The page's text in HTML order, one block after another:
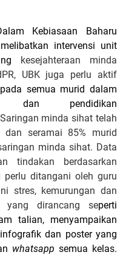
Kebiasaan Baharu
intervensi unit
kesejahteraan minda
UBK juga perlu aktif
pada semua murid dalam
dan pendidikan
minda sihat telah
dan seramai 85% murid
minda sihat. Data
tindakan berdasarkan
perlu ditangani oleh guru
stres, kemurungan dan
dirancang seperti
talian, menyampaikan
dan poster yang
whatsappsemua kelas.